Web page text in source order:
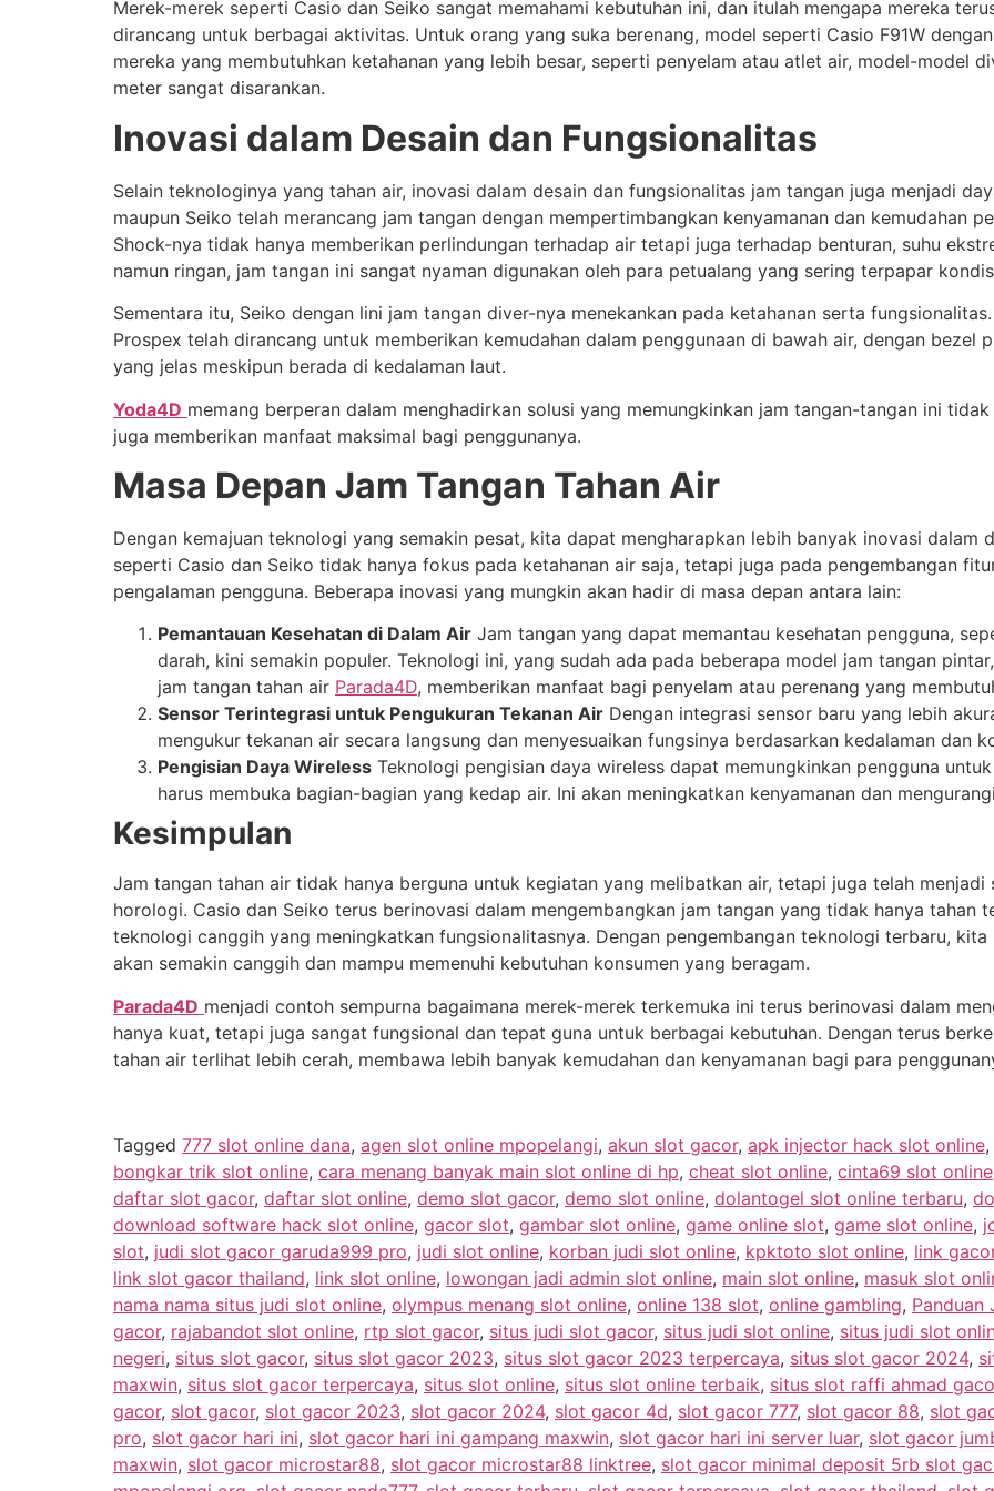
Merek-merek seperti Casio dan Seiko sangat memahami kebutuhan ini, dan itulah mengapa mereka
dirancang untuk berbagai aktivitas. Untuk orang yang suka berenang, model seperti Casio F91W
mereka yang membutuhkan ketahanan yang lebih besar, seperti penyelam atau atlet air, model-model
meter sangat disarankan.
Inovasi dalam Desain dan Fungsionalitas
Selain teknologinya yang tahan air, inovasi dalam desain dan fungsionalitas jam tangan juga menjadi
maupun Seiko telah merancang jam tangan dengan mempertimbangkan kenyamanan dan kemudahan
Shock-nya tidak hanya memberikan perlindungan terhadap air tetapi juga terhadap benturan, suhu
namun ringan, jam tangan ini sangat nyaman digunakan oleh para petualang yang sering terpapar
Sementara itu, Seiko dengan lini jam tangan diver-nya menekankan pada ketahanan serta
Prospex telah dirancang untuk memberikan kemudahan dalam penggunaan di bawah air, dengan bezel
yang jelas meskipun berada di kedalaman laut.
Yoda4D memang berperan dalam menghadirkan solusi yang memungkinkan jam tangan-tangan ini
juga memberikan manfaat maksimal bagi penggunanya.
Masa Depan Jam Tangan Tahan Air
Dengan kemajuan teknologi yang semakin pesat, kita dapat mengharapkan lebih banyak inovasi dalam
seperti Casio dan Seiko tidak hanya fokus pada ketahanan air saja, tetapi juga pada pengembangan
pengalaman pengguna. Beberapa inovasi yang mungkin akan hadir di masa depan antara lain:
Pemantauan Kesehatan di Dalam Air Jam tangan yang dapat memantau kesehatan pengguna,
darah, kini semakin populer. Teknologi ini, yang sudah ada pada beberapa model jam tangan
jam tangan tahan air Parada4D, memberikan manfaat bagi penyelam atau perenang yang
Sensor Terintegrasi untuk Pengukuran Tekanan Air Dengan integrasi sensor baru yang lebih
mengukur tekanan air secara langsung dan menyesuaikan fungsinya berdasarkan kedalaman dan
Pengisian Daya Wireless Teknologi pengisian daya wireless dapat memungkinkan pengguna
harus membuka bagian-bagian yang kedap air. Ini akan meningkatkan kenyamanan dan
Kesimpulan
Jam tangan tahan air tidak hanya berguna untuk kegiatan yang melibatkan air, tetapi juga telah
horologi. Casio dan Seiko terus berinovasi dalam mengembangkan jam tangan yang tidak hanya tahan
teknologi canggih yang meningkatkan fungsionalitasnya. Dengan pengembangan teknologi terbaru,
akan semakin canggih dan mampu memenuhi kebutuhan konsumen yang beragam.
Parada4D menjadi contoh sempurna bagaimana merek-merek terkemuka ini terus berinovasi dalam
hanya kuat, tetapi juga sangat fungsional dan tepat guna untuk berbagai kebutuhan. Dengan terus
tahan air terlihat lebih cerah, membawa lebih banyak kemudahan dan kenyamanan bagi para
Tagged 777 slot online dana, agen slot online mpopelangi, akun slot gacor, apk injector hack slot online,
bongkar trik slot online, cara menang banyak main slot online di hp, cheat slot online, cinta69 slot online
daftar slot gacor, daftar slot online, demo slot gacor, demo slot online, dolantogel slot online terbaru,
download software hack slot online, gacor slot, gambar slot online, game online slot, game slot online,
slot, judi slot gacor garuda999 pro, judi slot online, korban judi slot online, kpktoto slot online, link
link slot gacor thailand, link slot online, lowongan jadi admin slot online, main slot online, masuk slot
nama nama situs judi slot online, olympus menang slot online, online 138 slot, online gambling, Panduan
gacor, rajabandot slot online, rtp slot gacor, situs judi slot gacor, situs judi slot online, situs judi slot
negeri, situs slot gacor, situs slot gacor 2023, situs slot gacor 2023 terpercaya, situs slot gacor 2024,
maxwin, situs slot gacor terpercaya, situs slot online, situs slot online terbaik, situs slot raffi ahmad
gacor, slot gacor, slot gacor 2023, slot gacor 2024, slot gacor 4d, slot gacor 777, slot gacor 88, slot
pro, slot gacor hari ini, slot gacor hari ini gampang maxwin, slot gacor hari ini server luar, slot gacor
maxwin, slot gacor microstar88, slot gacor microstar88 linktree, slot gacor minimal deposit 5rb slot